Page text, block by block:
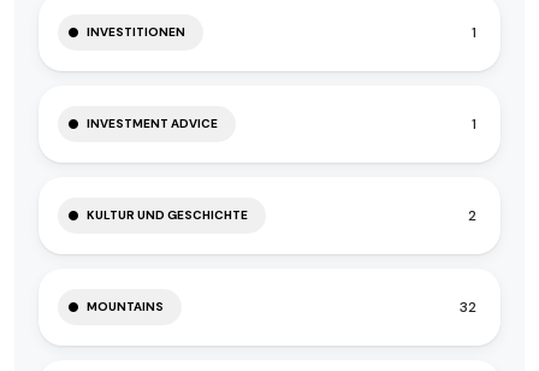
INVESTITIONEN 1
INVESTMENT ADVICE 1
KULTUR UND GESCHICHTE 2
MOUNTAINS 32